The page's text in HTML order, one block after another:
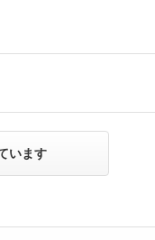
います